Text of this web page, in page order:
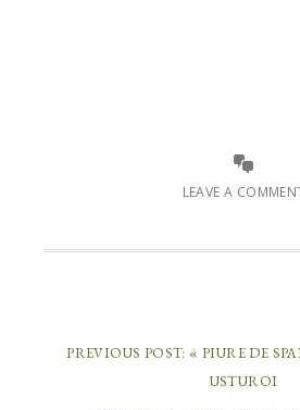
LEAVE A
PREVIOUS POST: « PIURE DE
USTUROI